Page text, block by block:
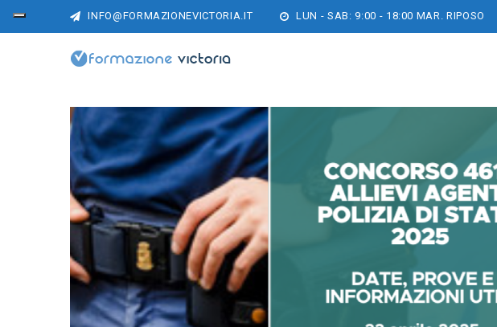
INFO@FORMAZIONEVICTORIA.IT LUN - SAB: 9:00 - 18:00 MAR. RIPOSO